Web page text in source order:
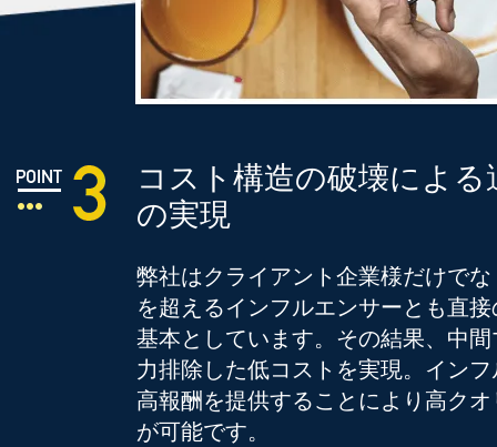
コスト構造の破壊による
の実現
弊社はクライアント企業様だけで
を超えるインフルエンサーとも直
基本としています。その結果、中
力排除した低コストを実現。イン
高報酬を提供することにより高ク
が可能です。